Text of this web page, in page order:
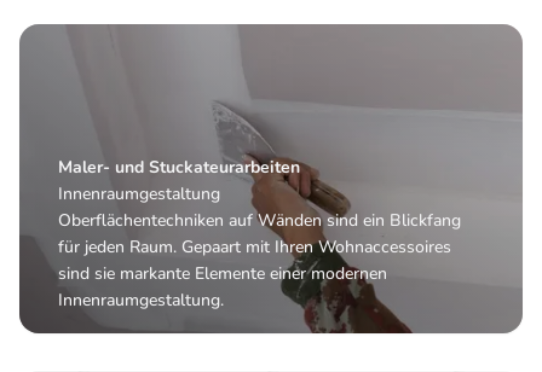
Maler- und Stuckateurarbeiten
Innenraumgestaltung
Oberflächentechniken auf Wänden sind ein Blickfang
für jeden Raum. Gepaart mit Ihren Wohnaccessoires
sind sie markante Elemente einer modernen
Innenraumgestaltung.